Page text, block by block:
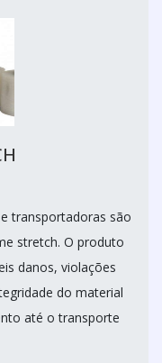
transportadoras são
stretch. O produto
danos, violações
do material
até o transporte